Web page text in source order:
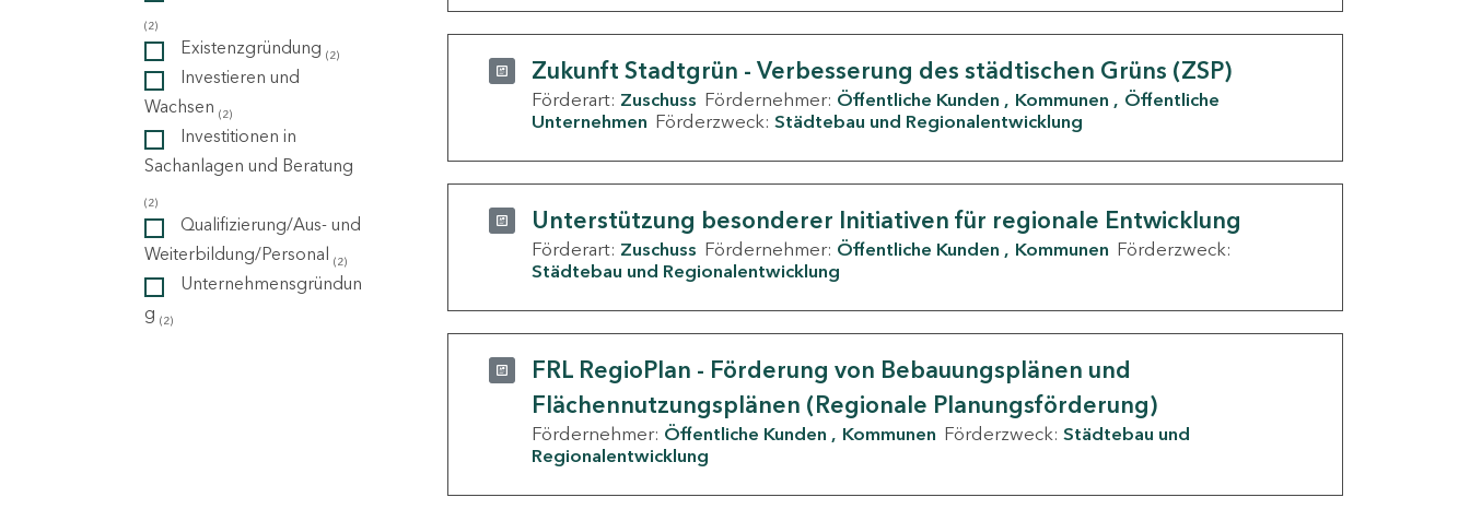
(2)
Existenzgründung (2)
Investieren und
Wachsen (2)
Investitionen in
Sachanlagen und Beratung
(2)
Qualifizierung/Aus- und
Weiterbildung/Personal (2)
Unternehmensgründun
g (2)
Zukunft Stadtgrün - Verbesserung des städtischen Grüns (ZSP)
Förderart: Zuschuss Fördernehmer: Öffentliche Kunden Kommunen
Öffentliche
Unternehmen Förderzweck: Städtebau und Regionalentwicklung
Unterstützung besonderer Initiativen für regionale Entwicklung
Förderart: Zuschuss Fördernehmer: Öffentliche Kunden Kommunen Förderzweck:
Städtebau und Regionalentwicklung
FRL RegioPlan - Förderung von Bebauungsplänen und
Flächennutzungsplänen (Regionale Planungsförderung)
Fördernehmer: Öffentliche Kunden Kommunen Förderzweck: Städtebau und
Regionalentwicklung